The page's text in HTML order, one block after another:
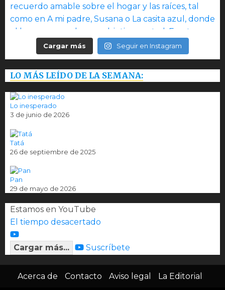
Cargar más Seguir en Instagram
LO MÁS LEÍDO DE LA SEMANA:
Lo inesperado
3 de junio de 2026
Tatá
26 de septiembre de 2025
Pan
29 de mayo de 2026
Estamos en YouTube
El tiempo desacertado
Cargar más... Suscríbete
Acerca de Contacto Aviso legal La Editorial